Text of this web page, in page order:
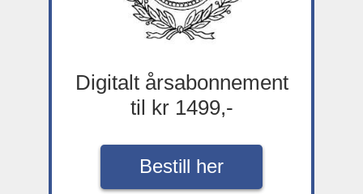
Digitalt årsabonnement
til kr 1499,-
Bestill her